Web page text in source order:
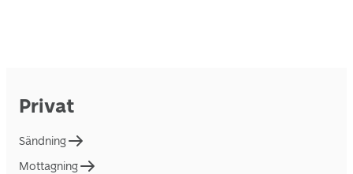
Privat
Sändning
Mottagning